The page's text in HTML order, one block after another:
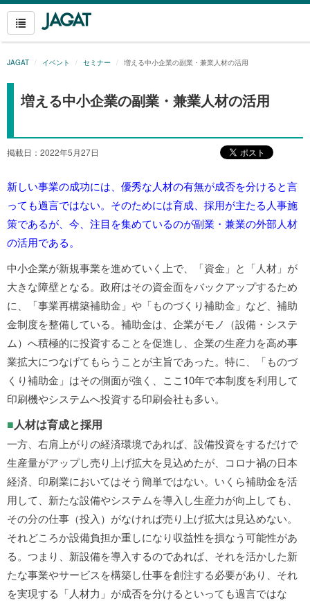
JAGAT イベント セミナー 増える中小企業の副業・兼業人材の活用
増える中小企業の副業・兼業人材の活用
掲載日：2022年5月27日
新しい事業の成功には、優秀な人材の有無が成否を分けると言
っても過言ではない。そのためには育成、採用が主たる人事施
策であるが、今、注目を集めているのが副業・兼業の外部人材
の活用である。
中小企業が新規事業を進めていく上で、「資金」と「人材」が
大きな障壁となる。政府はその資金面をバックアップするため
に、「事業再構築補助金」や「ものづくり補助金」など、補助
金制度を整備している。補助金は、企業がモノ（設備・システ
ム）へ積極的に投資することを促進し、企業の生産力を高め事
業拡大につなげてもらうことが主旨であった。特に、「ものづ
くり補助金」はその側面が強く、ここ10年で本制度を利用して
印刷機やシステムへ投資する印刷会社も多い。
■人材は育成と採用
一方、右肩上がりの経済環境であれば、設備投資をするだけで
生産量がアップし売り上げ拡大を見込めたが、コロナ禍の日本
経済、印刷業においてはそう簡単ではない。いくら補助金を活
用して、新たな設備やシステムを導入し生産力が向上しても、
その分の仕事（投入）がなければ売り上げ拡大は見込めない。
それどころか設備負担か重しになり収益性を損なう可能性があ
る。つまり、新設備を導入するのであれば、それを活かした新
たな事業やサービスを構築し仕事を創注する必要があり、それ
を実現する「人材力」が成否を分けるといっても過言ではな